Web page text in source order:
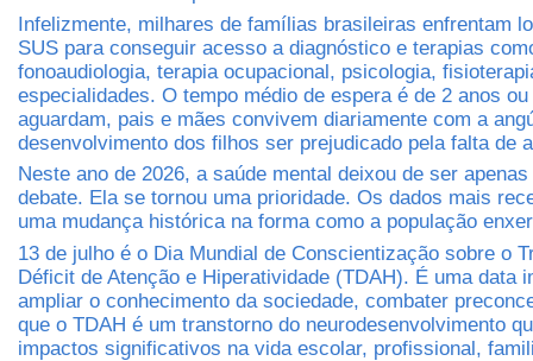
Infelizmente, milhares de famílias brasileiras enfrentam
SUS para conseguir acesso a diagnóstico e terapias
fonoaudiologia, terapia ocupacional, psicologia,
especialidades. O tempo médio de espera é de 2 anos
aguardam, pais e mães convivem diariamente com a
desenvolvimento dos filhos ser prejudicado pela falta de
Neste ano de 2026, a saúde mental deixou de ser
debate. Ela se tornou uma prioridade. Os dados mais
uma mudança histórica na forma como a população
13 de julho é o Dia Mundial de Conscientização sobre o
Déficit de Atenção e Hiperatividade (TDAH). É uma data
ampliar o conhecimento da sociedade, combater
que o TDAH é um transtorno do neurodesenvolvimento
impactos significativos na vida escolar, profissional,